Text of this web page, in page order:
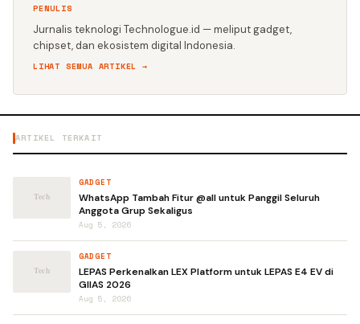
PENULIS
Jurnalis teknologi Technologue.id — meliput gadget,
chipset, dan ekosistem digital Indonesia.
LIHAT SEMUA ARTIKEL →
ARTIKEL TERKAIT
GADGET
WhatsApp Tambah Fitur @all untuk Panggil Seluruh
Anggota Grup Sekaligus
Aug 5, 2026
GADGET
LEPAS Perkenalkan LEX Platform untuk LEPAS E4 EV di
GIIAS 2026
Aug 5, 2026